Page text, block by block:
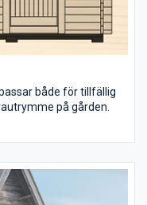
både för tillfällig
på gården.
bärighet
köpas till